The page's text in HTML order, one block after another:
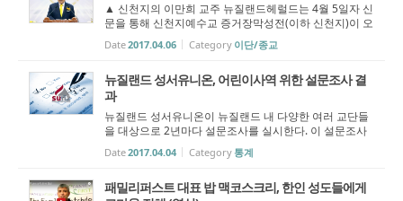
▲ 신천지의 이만희 교주 뉴질랜드헤럴드는 4월 5일자 신
문을 통해 신천지예수교 증거장막성전(이하 신천지)이 오
클랜드에 본부를 설립한 사실을 자체적인 조사를 통해 확
인했음을 알렸다. 신천지는 단체의 창립자 이만희가 예수
Date2017.04.06 Category 이단/종교
뉴질랜드 성서유니온, 어린이사역 위한 설문조사 결
과
뉴질랜드 성서유니온이 뉴질랜드 내 다양한 여러 교단들
을 대상으로 2년마다 설문조사를 실시한다. 이 설문조사
는 만 0세부터 12세까지의 아이들의 교회 출석률과 프로
그램에 대한 조사이다. 설문 조사를 총괄하는 애넷 오스본
Date2017.04.04 Category 통계
패밀리퍼스트 대표 밥 맥코스크리, 한인 성도들에게